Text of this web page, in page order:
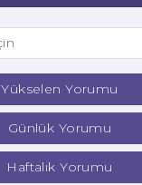
Yükselen Yorumu
Günlük Yorumu
Haftalık Yorumu